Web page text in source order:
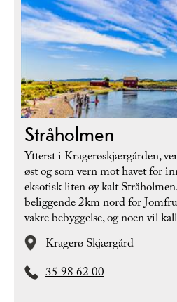
Stråholmen
Ytterst i Kragerøskjærgården,
øst og som vern mot havet for
eksotisk liten øy kalt
beliggende 2km nord for
vakre bebyggelse, og noen vil
Kragerø Skjærgård
35 98 62 00